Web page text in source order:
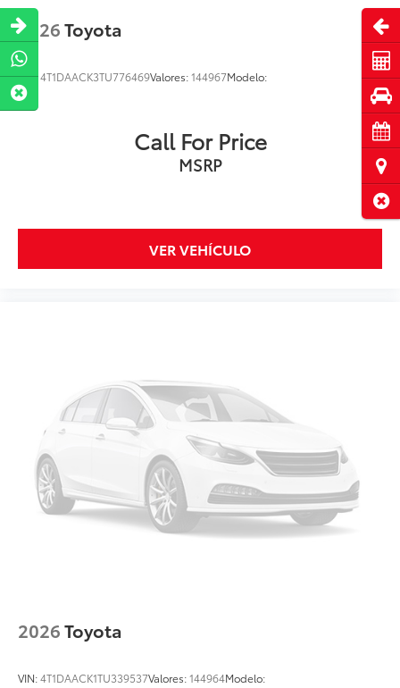
2026Toyota
VIN:4T1DAACK3TU776469Valores:144967Modelo:
Call For Price
MSRP
VER VEHÍCULO
2026Toyota
VIN:4T1DAACK1TU339537Valores:144964Modelo: